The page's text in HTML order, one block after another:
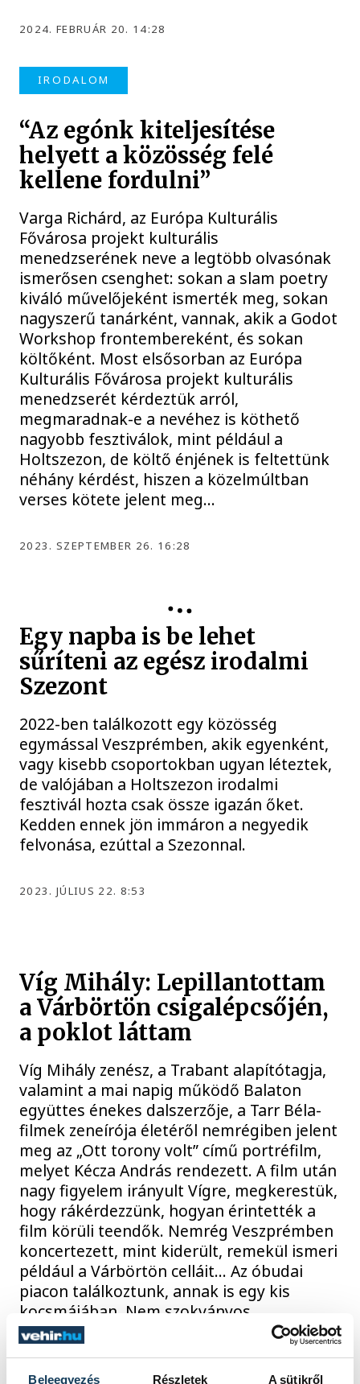
Beleegyezés Részletek A sütikről
2024. FEBRUÁR 20. 14:28
IRODALOM
“Az egónk kiteljesítése
helyett a közösség felé
kellene fordulni”
Varga Richárd, az Európa Kulturális
Fővárosa projekt kulturális
menedzserének neve a legtöbb olvasónak
ismerősen csenghet: sokan a slam poetry
kiváló művelőjeként ismerték meg, sokan
nagyszerű tanárként, vannak, akik a Godot
Workshop frontembereként, és sokan
költőként. Most elsősorban az Európa
Kulturális Fővárosa projekt kulturális
menedzserét kérdeztük arról,
megmaradnak-e a nevéhez is köthető
nagyobb fesztiválok, mint például a
Holtszezon, de költő énjének is feltettünk
néhány kérdést, hiszen a közelmúltban
verses kötete jelent meg…
2023. SZEPTEMBER 26. 16:28
Egy napba is be lehet
sűríteni az egész irodalmi
Szezont
2022-ben találkozott egy közösség
egymással Veszprémben, akik egyenként,
vagy kisebb csoportokban ugyan léteztek,
de valójában a Holtszezon irodalmi
fesztivál hozta csak össze igazán őket.
Kedden ennek jön immáron a negyedik
felvonása, ezúttal a Szezonnal.
2023. JÚLIUS 22. 8:53
Víg Mihály: Lepillantottam
a Várbörtön csigalépcsőjén,
a poklot láttam
Víg Mihály zenész, a Trabant alapítótagja,
valamint a mai napig működő Balaton
együttes énekes dalszerzője, a Tarr Béla-
filmek zeneírója életéről nemrégiben jelent
meg az „Ott torony volt” című portréfilm,
melyet Kécza András rendezett. A film után
nagy figyelem irányult Vígre, megkerestük,
hogy rákérdezzünk, hogyan érintették a
film körüli teendők. Nemrég Veszprémben
koncertezett, mint kiderült, remekül ismeri
például a Várbörtön celláit… Az óbudai
piacon találkoztunk, annak is egy kis
kocsmájában. Nem szokványos
interjúhelyszín, de annál eredetibb. Víg
szóvá is tette, csirkemellet itt kell venni,
hisz – mint mondja –, nagyon szeret főzni.